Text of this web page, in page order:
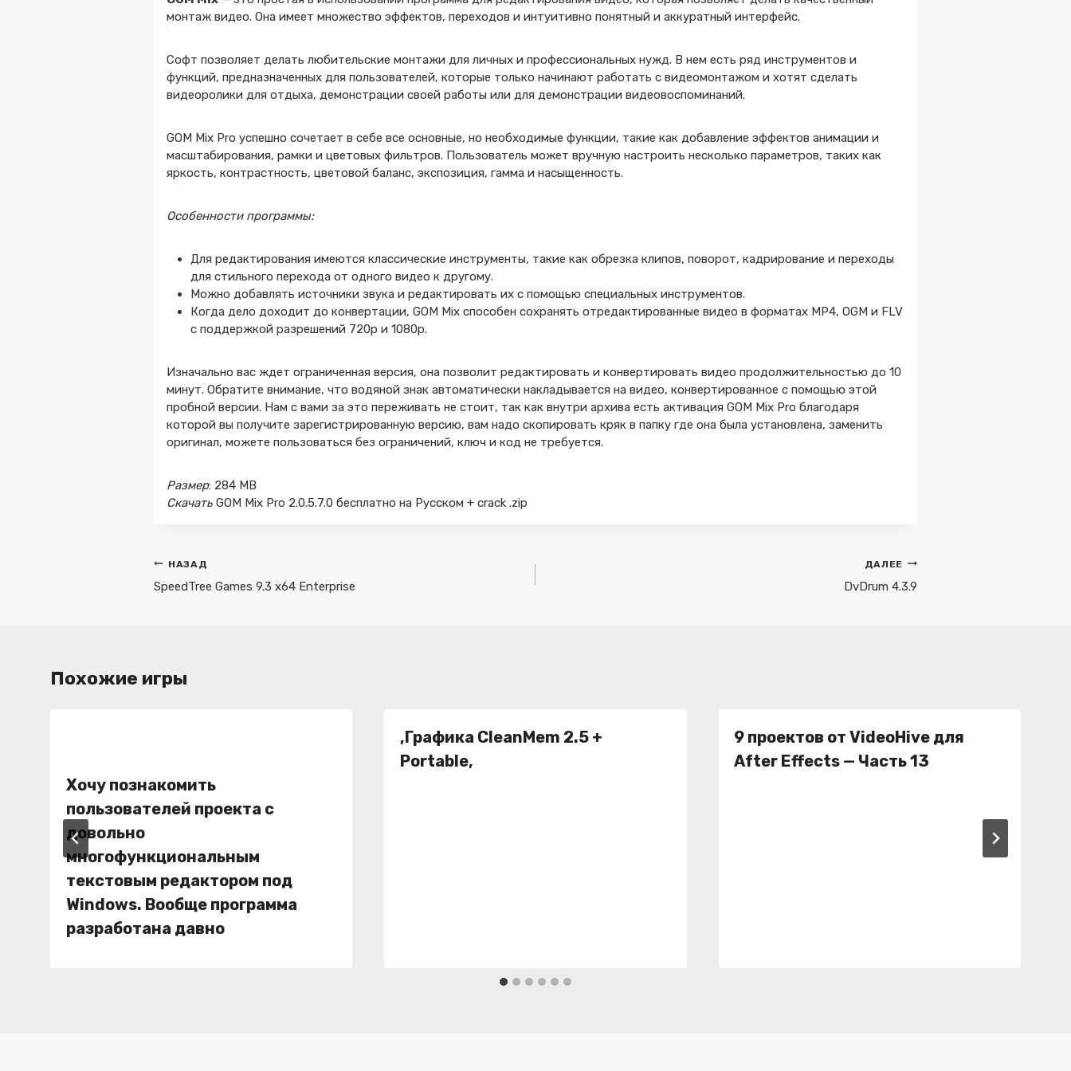
монтаж видео. Она имеет множество эффектов, переходов и интуитивно понятный и аккуратный интерфейс.
Софт позволяет делать любительские монтажи для личных и профессиональных нужд. В нем есть ряд инструментов и
функций, предназначенных для пользователей, которые только начинают работать с видеомонтажом и хотят сделать
видеоролики для отдыха, демонстрации своей работы или для демонстрации видеовоспоминаний.
GOM Mix Pro успешно сочетает в себе все основные, но необходимые функции, такие как добавление эффектов анимации и
масштабирования, рамки и цветовых фильтров. Пользователь может вручную настроить несколько параметров, таких как
яркость, контрастность, цветовой баланс, экспозиция, гамма и насыщенность.
Особенности программы:
Для редактирования имеются классические инструменты, такие как обрезка клипов, поворот, кадрирование и переходы
для стильного перехода от одного видео к другому.
Можно добавлять источники звука и редактировать их с помощью специальных инструментов.
Когда дело доходит до конвертации, GOM Mix способен сохранять отредактированные видео в форматах MP4, OGM и FLV
с поддержкой разрешений 720p и 1080p.
Изначально вас ждет ограниченная версия, она позволит редактировать и конвертировать видео продолжительностью до 10
минут. Обратите внимание, что водяной знак автоматически накладывается на видео, конвертированное с помощью этой
пробной версии. Нам с вами за это переживать не стоит, так как внутри архива есть активация GOM Mix Pro благодаря
которой вы получите зарегистрированную версию, вам надо скопировать кряк в папку где она была установлена, заменить
оригинал, можете пользоваться без ограничений, ключ и код не требуется.
Размер: 284 MB
СкачатьGOM Mix Pro 2.0.5.7.0 бесплатно на Русском + crack .zip
Навигация
по
НАЗАД
SpeedTree Games 9.3 x64 Enterprise
ДАЛЕЕ
DvDrum 4.3.9
Похожие игры
Хочу познакомить
пользователей проекта с
довольно
многофункциональным
текстовым редактором под
Windows. Вообще программа
разработана давно
,Графика CleanMem 2.5 +
Portable,
9 проектов от VideoHive для
After Effects — Часть 13